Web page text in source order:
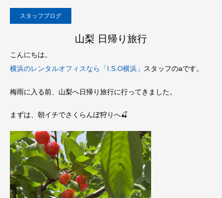
スタッフブログ
山梨 日帰り旅行
こんにちは。
横浜のレンタルオフィスなら「I.S.O横浜」
スタッフのaです。
梅雨に入る前、山梨へ日帰り旅行に行ってきました。
まずは、朝イチでさくらんぼ狩りへ🍒